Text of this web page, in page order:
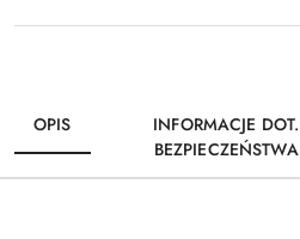
OPIS
INFORMACJE DOT.
BEZPIECZEŃSTWA